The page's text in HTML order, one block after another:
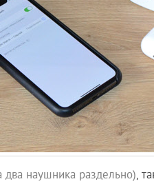
два наушника раздельно),